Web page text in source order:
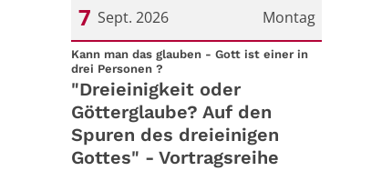
Montag
7 Sept. 2026
Datum: 7. September 2026
Kann man das glauben - Gott ist einer in
drei Personen ?
"Dreieinigkeit oder
Götterglaube? Auf den
Spuren des dreieinigen
Gottes" - Vortragsreihe